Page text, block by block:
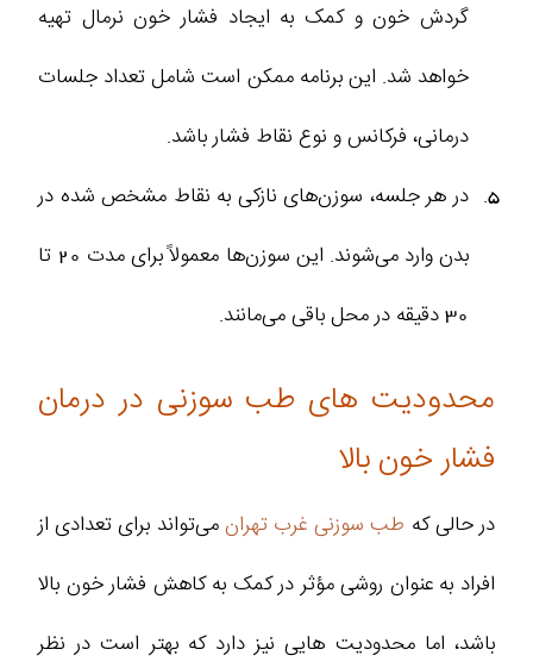
گردش خون و کمک به ایجاد فشار خون نرمال تهیه
خواهد شد. این برنامه ممکن است شامل تعداد جلسات
درمانی، فرکانس و نوع نقاط فشار باشد.
در هر جلسه، سوزن‌های نازکی به نقاط مشخص شده در
بدن وارد می‌شوند. این سوزن‌ها معمولاً برای مدت 20 تا
30 دقیقه در محل باقی می‌مانند.
محدودیت های طب سوزنی در درمان
فشار خون بالا
در حالی که طب سوزنی غرب تهرانمی‌تواند برای تعدادی از
افراد به‌ عنوان روشی مؤثر در کمک به کاهش فشار خون بالا
باشد، اما محدودیت‌ هایی نیز دارد که بهتر است در نظر